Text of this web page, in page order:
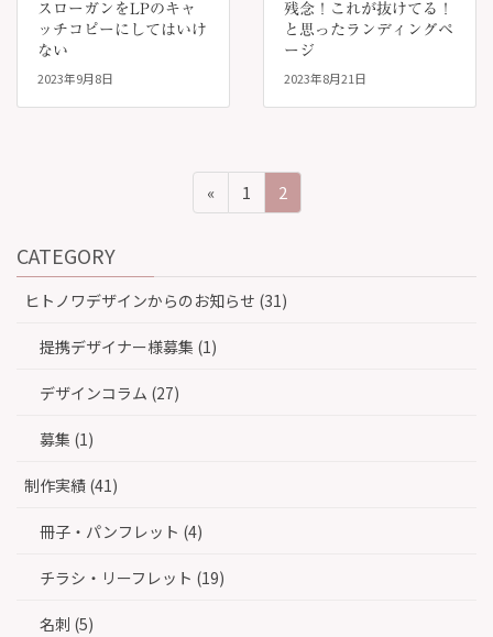
スローガンをLPのキャ
ッチコピーにしてはいけ
ない
2023年9月8日
残念！これが抜けてる！
と思ったランディングペ
ージ
2023年8月21日
ビ
ゲ
ー
«
ペ
ー
1
ペ
ー
2
CATEGORY
ヒトノワデザインからのお知らせ (31)
提携デザイナー様募集 (1)
デザインコラム (27)
募集 (1)
制作実績 (41)
冊子・パンフレット (4)
チラシ・リーフレット (19)
名刺 (5)